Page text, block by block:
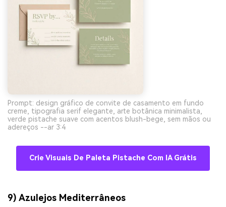
Prompt: design gráfico de convite de casamento em fundo
creme, tipografia serif elegante, arte botânica minimalista,
verde pistache suave com acentos blush-bege, sem mãos ou
adereços --ar 3:4
Crie Visuais De Paleta Pistache Com IA Grátis
9) Azulejos Mediterrâneos